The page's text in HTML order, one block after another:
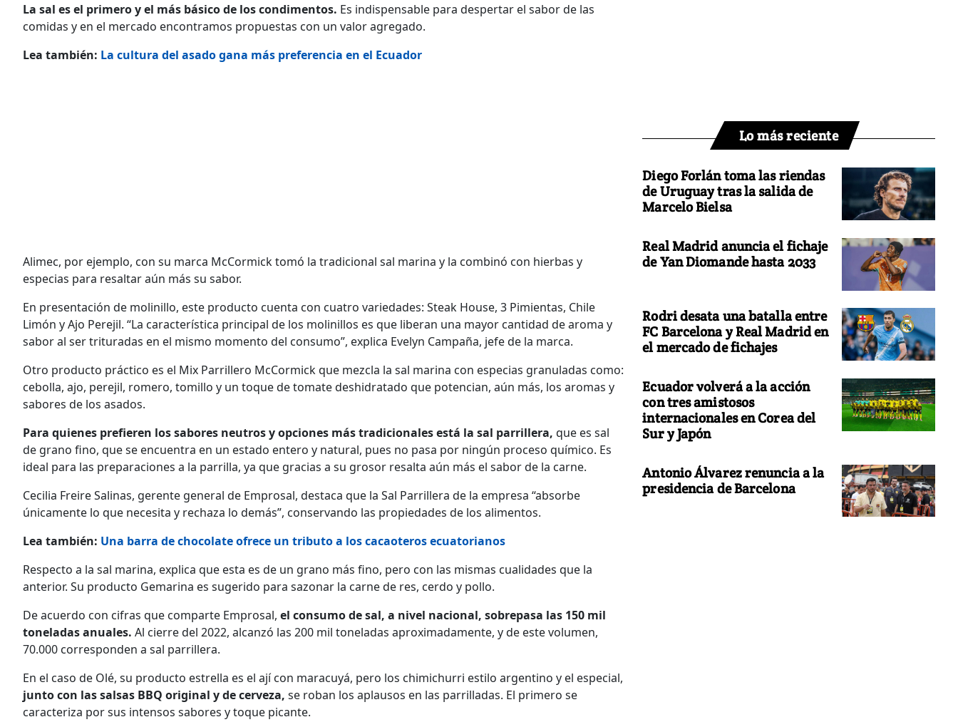
La sal es el primero y el más básico de los condimentos. Es indispensable para despertar el sabor de las
comidas y en el mercado encontramos propuestas con un valor agregado.
Lea también: La cultura del asado gana más preferencia en el Ecuador
Alimec, por ejemplo, con su marca McCormick tomó la tradicional sal marina y la combinó con hierbas y
especias para resaltar aún más su sabor.
En presentación de molinillo, este producto cuenta con cuatro variedades: Steak House, 3 Pimientas, Chile
Limón y Ajo Perejil. “La característica principal de los molinillos es que liberan una mayor cantidad de aroma y
sabor al ser trituradas en el mismo momento del consumo”, explica Evelyn Campaña, jefe de la marca.
Otro producto práctico es el Mix Parrillero McCormick que mezcla la sal marina con especias granuladas como:
cebolla, ajo, perejil, romero, tomillo y un toque de tomate deshidratado que potencian, aún más, los aromas y
sabores de los asados.
Para quienes prefieren los sabores neutros y opciones más tradicionales está la sal parrillera, que es sal
de grano fino, que se encuentra en un estado entero y natural, pues no pasa por ningún proceso químico. Es
ideal para las preparaciones a la parrilla, ya que gracias a su grosor resalta aún más el sabor de la carne.
Cecilia Freire Salinas, gerente general de Emprosal, destaca que la Sal Parrillera de la empresa “absorbe
únicamente lo que necesita y rechaza lo demás”, conservando las propiedades de los alimentos.
Lea también: Una barra de chocolate ofrece un tributo a los cacaoteros ecuatorianos
Respecto a la sal marina, explica que esta es de un grano más fino, pero con las mismas cualidades que la
anterior. Su producto Gemarina es sugerido para sazonar la carne de res, cerdo y pollo.
De acuerdo con cifras que comparte Emprosal, el consumo de sal, a nivel nacional, sobrepasa las 150 mil
toneladas anuales. Al cierre del 2022, alcanzó las 200 mil toneladas aproximadamente, y de este volumen,
70.000 corresponden a sal parrillera.
En el caso de Olé, su producto estrella es el ají con maracuyá, pero los chimichurri estilo argentino y el especial,
junto con las salsas BBQ original y de cerveza, se roban los aplausos en las parrilladas. El primero se
caracteriza por sus intensos sabores y toque picante.
Lo más reciente
Diego Forlán toma las riendas
de Uruguay tras la salida de
Marcelo Bielsa
Real Madrid anuncia el fichaje
de Yan Diomande hasta 2033
Rodri desata una batalla entre
FC Barcelona y Real Madrid en
el mercado de fichajes
Ecuador volverá a la acción
con tres amistosos
internacionales en Corea del
Sur y Japón
Antonio Álvarez renuncia a la
presidencia de Barcelona